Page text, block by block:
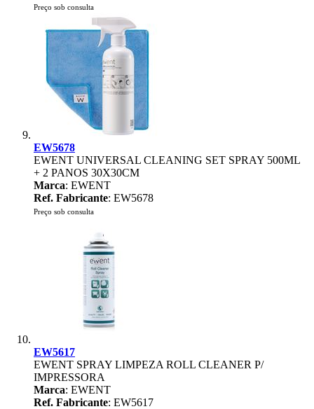
Preço sob consulta
EW5678
EWENT UNIVERSAL CLEANING SET SPRAY 500ML
+ 2 PANOS 30X30CM
Marca: EWENT
Ref. Fabricante: EW5678
Preço sob consulta
EW5617
EWENT SPRAY LIMPEZA ROLL CLEANER P/
IMPRESSORA
Marca: EWENT
Ref. Fabricante: EW5617